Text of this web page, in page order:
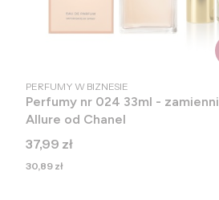
PRODUCENT
PERFUMY W BIZNESIE
Perfumy nr 024 33ml -
Allure od Chanel
Cena
37,99 zł
Cena
30,89 zł